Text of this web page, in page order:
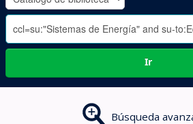
-
Ir
Búsqueda